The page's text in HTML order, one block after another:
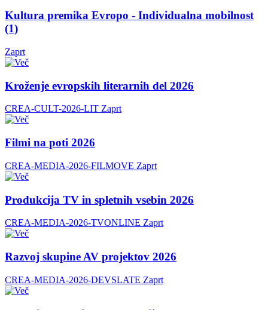
Kultura premika Evropo - Individualna mobilnost
(1)
Zaprt
Kroženje evropskih literarnih del 2026
CREA-CULT-2026-LIT Zaprt
Filmi na poti 2026
CREA-MEDIA-2026-FILMOVE Zaprt
Produkcija TV in spletnih vsebin 2026
CREA-MEDIA-2026-TVONLINE Zaprt
Razvoj skupine AV projektov 2026
CREA-MEDIA-2026-DEVSLATE Zaprt